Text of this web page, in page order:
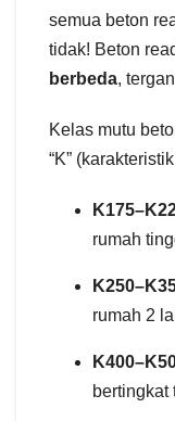
semua beton
tidak! Beton
berbeda,
Kelas mutu
“K”
rumah
rumah 2
bertingkat